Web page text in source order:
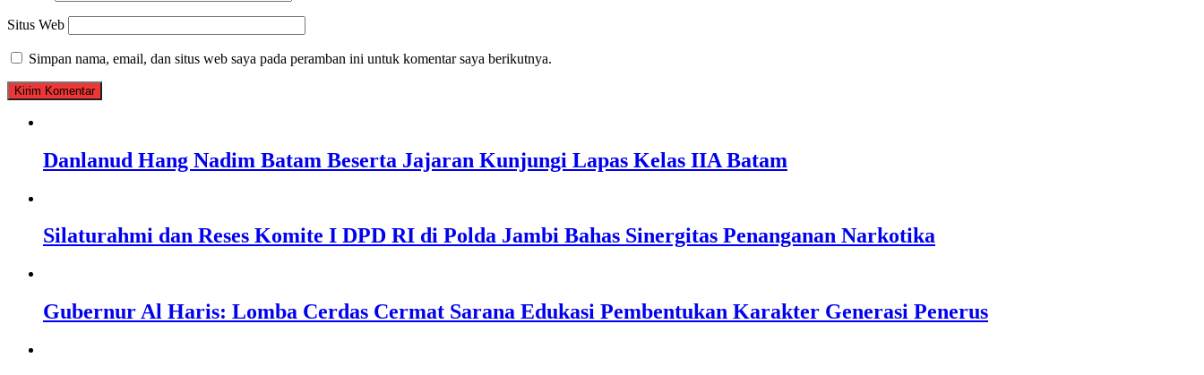
Situs Web
Simpan nama, email, dan situs web saya pada peramban ini untuk komentar saya berikutnya.
Danlanud Hang Nadim Batam Beserta Jajaran Kunjungi Lapas Kelas IIA Batam
Silaturahmi dan Reses Komite I DPD RI di Polda Jambi Bahas Sinergitas Penanganan Narkotika
Gubernur Al Haris: Lomba Cerdas Cermat Sarana Edukasi Pembentukan Karakter Generasi Penerus